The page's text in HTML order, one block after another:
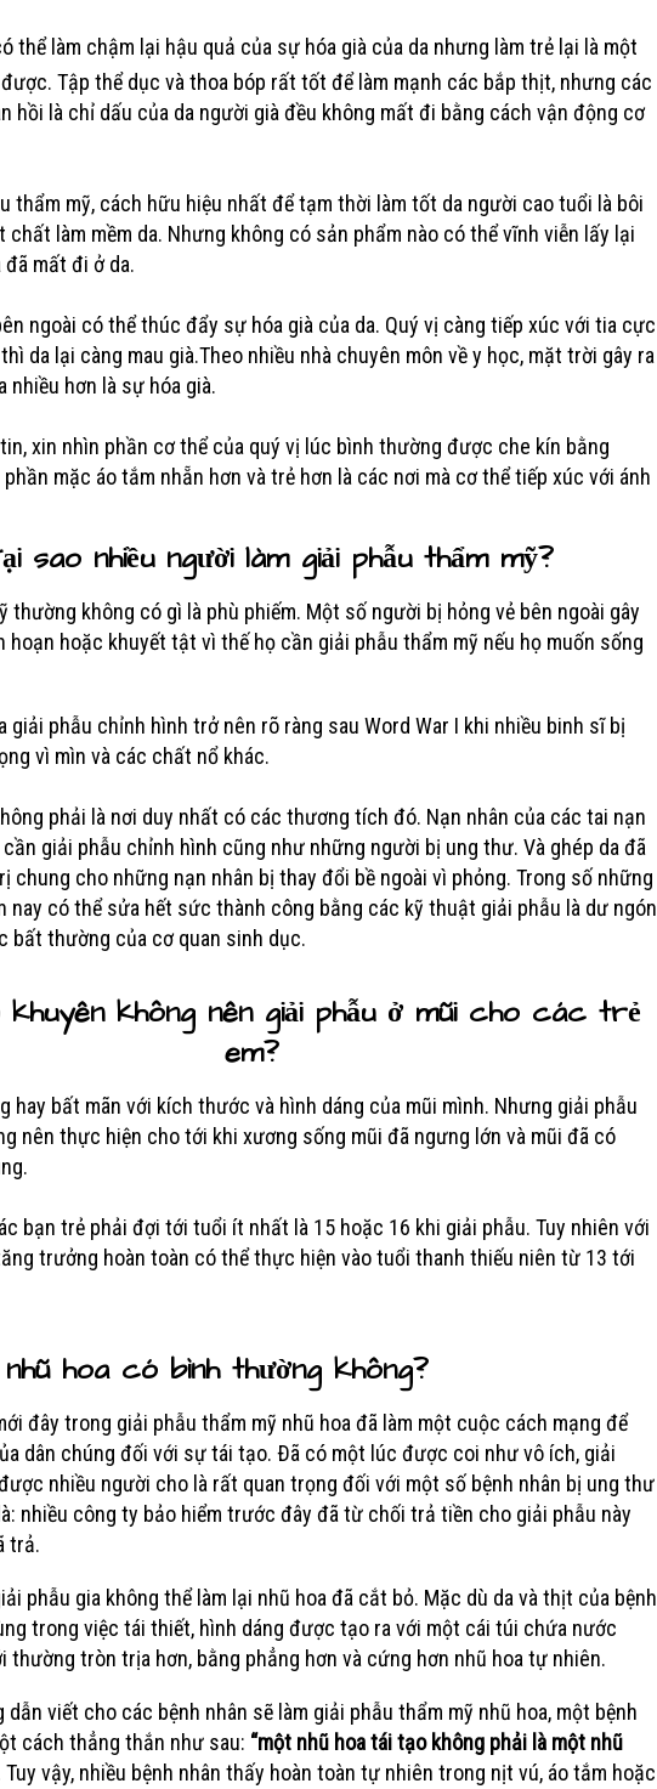
thể làm chậm lại hậu quả của sự hóa già của da nhưng làm trẻ lại là một
Tập thể dục và thoa bóp rất tốt để làm mạnh các bắp thịt, nhưng các
hồi là chỉ dấu của da người già đều không mất đi bằng cách vận động cơ
thẩm mỹ, cách hữu hiệu nhất để tạm thời làm tốt da người cao tuổi là bôi
làm mềm da. Nhưng không có sản phẩm nào có thể vĩnh viễn lấy lại
mất đi ở da.
ngoài có thể thúc đẩy sự hóa già của da. Quý vị càng tiếp xúc với tia cực
da lại càng mau già.Theo nhiều nhà chuyên môn về y học, mặt trời gây ra
nhiều hơn là sự hóa già.
xin nhìn phần cơ thể của quý vị lúc bình thường được che kín bằng
phần mặc áo tắm nhẵn hơn và trẻ hơn là các nơi mà cơ thể tiếp xúc với ánh
sao nhiều người làm giải phẫu thẩm mỹ?
thường không có gì là phù phiếm. Một số người bị hỏng vẻ bên ngoài gây
hoạn hoặc khuyết tật vì thế họ cần giải phẫu thẩm mỹ nếu họ muốn sống
giải phẫu chỉnh hình trở nên rõ ràng sau Word War I khi nhiều binh sĩ bị
vì mìn và các chất nổ khác.
phải là nơi duy nhất có các thương tích đó. Nạn nhân của các tai nạn
giải phẫu chỉnh hình cũng như những người bị ung thư. Và ghép da đã
chung cho những nạn nhân bị thay đổi bề ngoài vì phỏng. Trong số những
nay có thể sửa hết sức thành công bằng các kỹ thuật giải phẫu là dư ngón
bất thường của cơ quan sinh dục.
khuyên không nên giải phẫu ở mũi cho các trẻ
em?
hay bất mãn với kích thước và hình dáng của mũi mình. Nhưng giải phẫu
nên thực hiện cho tới khi xương sống mũi đã ngưng lớn và mũi đã có
bạn trẻ phải đợi tới tuổi ít nhất là 15 hoặc 16 khi giải phẫu. Tuy nhiên với
trưởng hoàn toàn có thể thực hiện vào tuổi thanh thiếu niên từ 13 tới
hoa có bình thường không?
đây trong giải phẫu thẩm mỹ nhũ hoa đã làm một cuộc cách mạng để
dân chúng đối với sự tái tạo. Ðã có một lúc được coi như vô ích, giải
nhiều người cho là rất quan trọng đối với một số bệnh nhân bị ung thư
nhiều công ty bảo hiểm trước đây đã từ chối trả tiền cho giải phẫu này
trả.
phẫu gia không thể làm lại nhũ hoa đã cắt bỏ. Mặc dù da và thịt của bệnh
trong việc tái thiết, hình dáng được tạo ra với một cái túi chứa nước
thường tròn trịa hơn, bằng phẳng hơn và cứng hơn nhũ hoa tự nhiên.
dẫn viết cho các bệnh nhân sẽ làm giải phẫu thẩm mỹ nhũ hoa, một bệnh
cách thẳng thắn như sau: “một nhũ hoa tái tạo không phải là một nhũ
Tuy vậy, nhiều bệnh nhân thấy hoàn toàn tự nhiên trong nịt vú, áo tắm hoặc